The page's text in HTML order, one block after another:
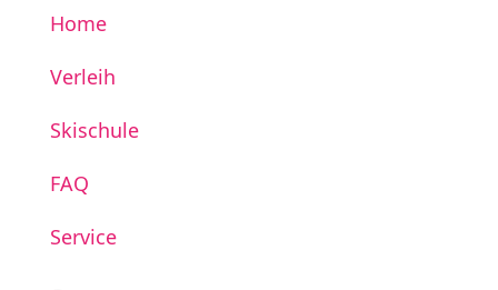
Home
Verleih
Skischule
FAQ
Service